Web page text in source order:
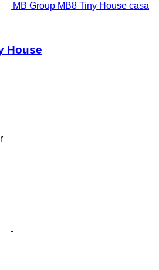
MB Group MB8 Tiny House casa
House